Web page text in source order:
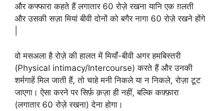
और कफ्फारा कहते हैं लगातार 60 रोज़े रखना यानि एक ग़लती
और उसकी सज़ा मियां बीवी दोनों को बगैर नागा 60 रोज़े रखने होंगे
वो मसअला है रोज़े की हालत में मियाँ-बीवी अगर हमबिस्तरी
(Physical intimacy/Intercourse) करते हैं और उनकी
शर्मगाहें मिल जाती हैं, तो चाहे मनी निकले या न निकले, रोज़ा टूट
जाएगा। ऐसा करने पर सिर्फ़ क़ज़ा ही नहीं, बल्कि कफ़्फ़ारा
(लगातार 60 रोज़े रखना) देना होगा।